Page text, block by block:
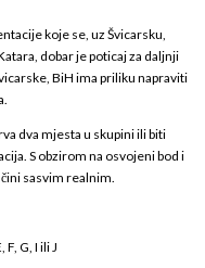
koje se, uz Švicarsku,
dobar je poticaj za daljnji
BiH ima priliku napraviti
dva mjesta u skupini ili biti
S obzirom na osvojeni bod i
sasvim realnim.
G, I ili J